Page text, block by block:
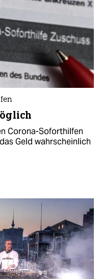
Corona-Soforthilfen
Geld wahrscheinlich